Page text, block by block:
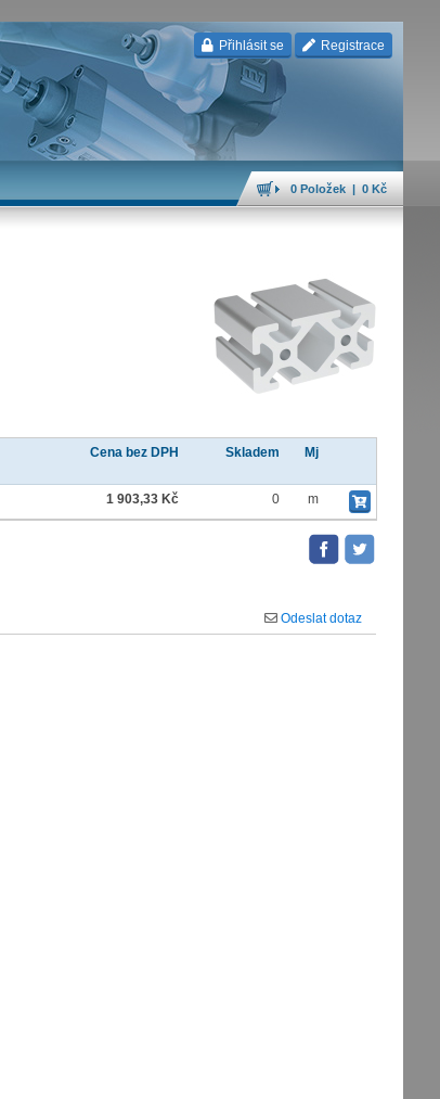
Přihlásit se Registrace
0 Položek | 0 Kč
Cena bez DPH Skladem Mj
1 903,33 Kč 0 m
Odeslat dotaz